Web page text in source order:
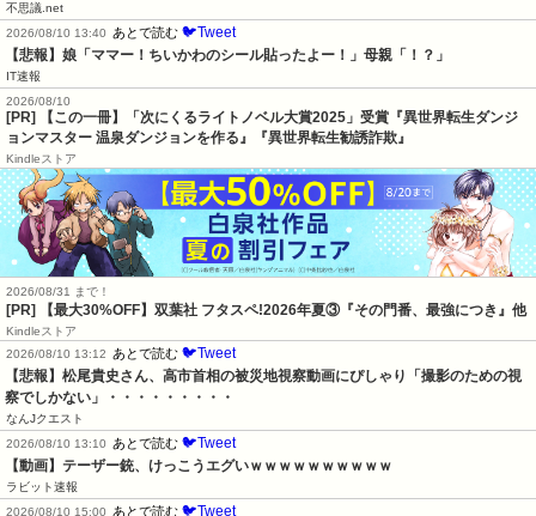
不思議.net
2026/08/10 13:40
あとで読む 🐦Tweet
【悲報】娘「ママー！ちいかわのシール貼ったよー！」母親「！？」
IT速報
2026/08/10
[PR] 【この一冊】「次にくるライトノベル大賞2025」受賞『異世界転生ダンジ
ョンマスター 温泉ダンジョンを作る』『異世界転生勧誘詐欺』
Kindleストア
2026/08/31 まで！
[PR] 【最大30%OFF】双葉社 フタスペ!2026年夏③『その門番、最強につき』他
Kindleストア
2026/08/10 13:12
あとで読む 🐦Tweet
【悲報】松尾貴史さん、高市首相の被災地視察動画にぴしゃり「撮影のための視
察でしかない」・・・・・・・・・
なんJクエスト
2026/08/10 13:10
あとで読む 🐦Tweet
【動画】テーザー銃、けっこうエグいｗｗｗｗｗｗｗｗｗｗ
ラビット速報
2026/08/10 15:00
あとで読む 🐦Tweet